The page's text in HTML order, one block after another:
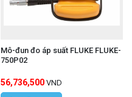
Mô-đun đo áp suất FLUKE FLUKE-
750P02
56,736,500 VND